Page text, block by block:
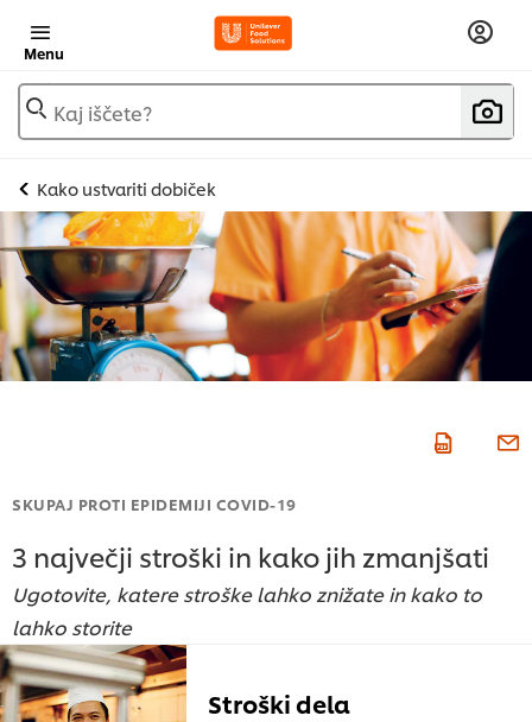
Menu
Kaj iščete?
Kako ustvariti dobiček
SKUPAJ PROTI EPIDEMIJI COVID-19
3 največji stroški in kako jih zmanjšati
Ugotovite, katere stroške lahko znižate in kako to
lahko storite
Stroški dela